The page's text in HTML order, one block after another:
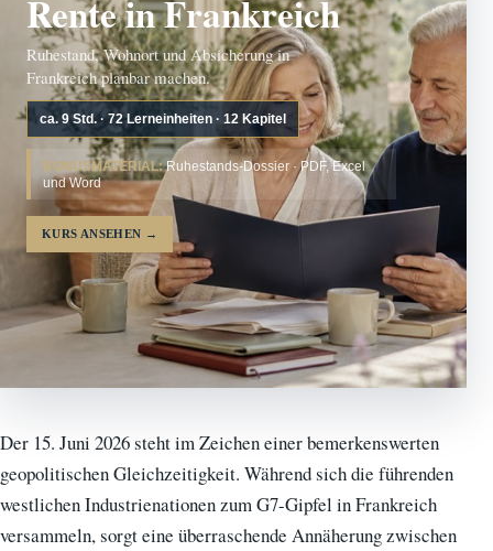
Rente in Frankreich
Ruhestand, Wohnort und Absicherung in
Frankreich planbar machen.
ca. 9 Std. · 72 Lerneinheiten · 12 Kapitel
BONUSMATERIAL:Ruhestands-Dossier · PDF, Excel
und Word
KURS ANSEHEN →
Der 15. Juni 2026 steht im Zeichen einer bemerkenswerten
geopolitischen Gleichzeitigkeit. Während sich die führenden
westlichen Industrienationen zum G7-Gipfel in Frankreich
versammeln, sorgt eine überraschende Annäherung zwischen